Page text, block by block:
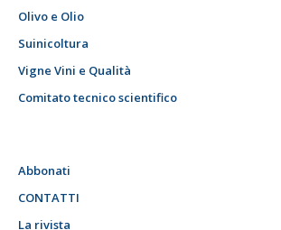
Olivo e Olio
Suinicoltura
Vigne Vini e Qualità
Comitato tecnico scientifico
Abbonati
CONTATTI
La rivista